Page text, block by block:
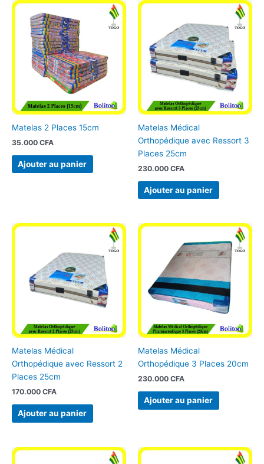
Matelas 2 Places 15cm
35.000 CFA
Ajouter au panier
Matelas Médical
Orthopédique avec Ressort 3
Places 25cm
230.000 CFA
Ajouter au panier
Matelas Médical
Orthopédique avec Ressort 2
Places 25cm
170.000 CFA
Ajouter au panier
Matelas Médical
Orthopédique 3 Places 20cm
230.000 CFA
Ajouter au panier